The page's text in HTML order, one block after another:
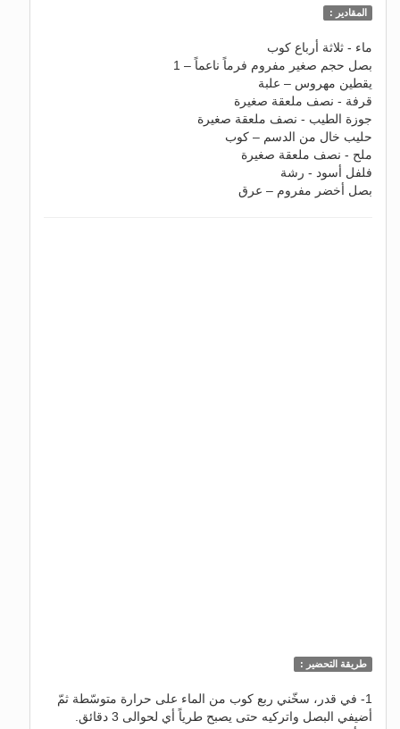
المقادير :
ماء - ثلاثة أرباع كوب
بصل حجم صغير مفروم فرماً ناعماً – 1
يقطين مهروس – علبة
قرفة - نصف ملعقة صغيرة
جوزة الطيب - نصف ملعقة صغيرة
حليب خال من الدسم – كوب
ملح - نصف ملعقة صغيرة
فلفل أسود - رشة
بصل أخضر مفروم – عرق
طريقة التحضير :
1- في قدر، سخّني ربع كوب من الماء على حرارة متوسّطة ثمّ
أضيفي البصل واتركيه حتى يصبح طرياً أي لحوالى 3 دقائق.